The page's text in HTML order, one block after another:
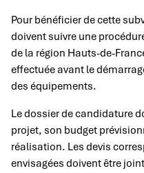
Pour bénéficier de cette
doivent suivre une
de la région Hauts-de-
effectuée avant le
des équipements.
Le dossier de candidature
projet, son budget
réalisation. Les devis
envisagées doivent être